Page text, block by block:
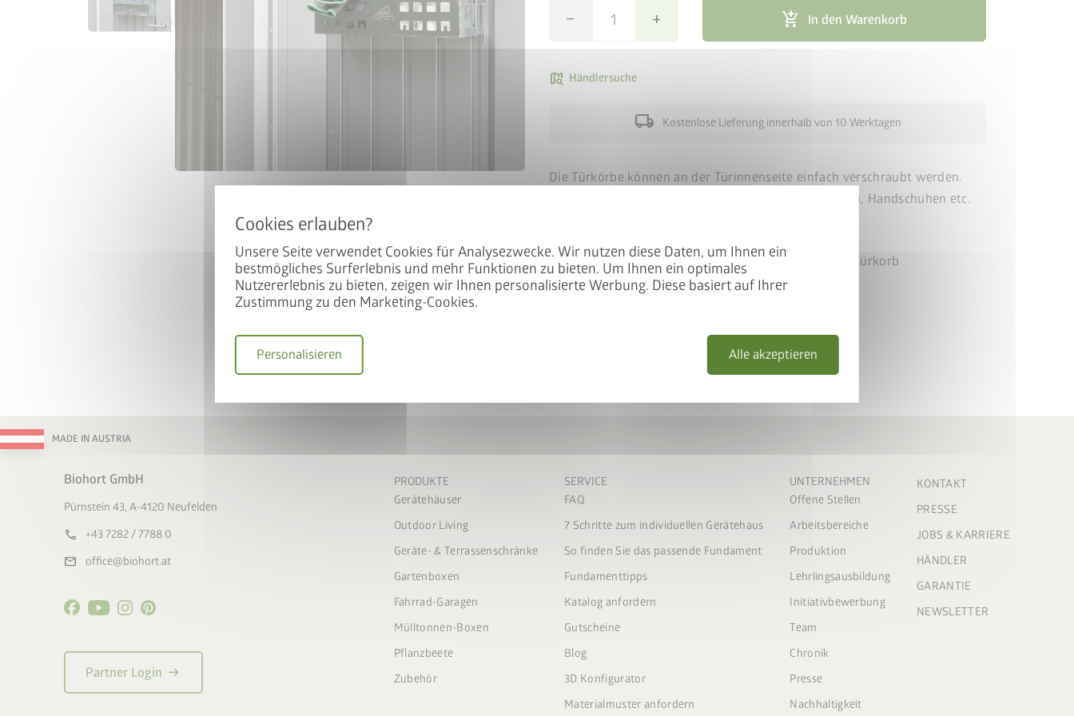
Unsere Seite verwendet Cookies für Analysezwecke. Wir nutzen diese Daten, um Ihnen ein
bestmögliches Surferlebnis und mehr Funktionen zu bieten. Um Ihnen ein optimales
Nutzererlebnis zu bieten, zeigen wir Ihnen personalisierte Werbung. Diese basiert auf Ihrer
Zustimmung zu den Marketing-Cookies.
Alle akzeptieren
Personalisieren
remove add add_shopping_cart In den Warenkorb
map_search Händlersuche
local_shipping Kostenlose Lieferung innerhalb von 10 Werktagen
Die Türkörbe können an der Türinnenseite einfach verschraubt werden.
Ideal zum griffbereiten Lagern von Gartenwerkzeugen, Handschuhen etc.
Größe (B x T x H): 37 x 10 x 9,5 cm, Traglast: 1 kg pro Türkorb
MADE IN AUSTRIA
Biohort GmbH
Pürnstein 43, A-4120 Neufelden
call +43 7282 / 7788 0
mail office@biohort.at
Partner Login arrow_right_alt
PRODUKTE
Gerätehäuser
Outdoor Living
Geräte- & Terrassenschränke
Gartenboxen
Fahrrad-Garagen
Mülltonnen-Boxen
Pflanzbeete
Zubehör
SERVICE
FAQ
7 Schritte zum individuellen Gerätehaus
So finden Sie das passende Fundament
Fundamenttipps
Katalog anfordern
Gutscheine
Blog
3D Konfigurator
Materialmuster anfordern
UNTERNEHMEN
Offene Stellen
Arbeitsbereiche
Produktion
Lehrlingsausbildung
Initiativbewerbung
Team
Chronik
Presse
Nachhaltigkeit
KONTAKT
PRESSE
JOBS & KARRIERE
HÄNDLER
GARANTIE
NEWSLETTER